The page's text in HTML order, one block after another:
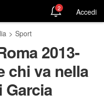
2 Accedi
> Sport
2013-
chi va nella
Garcia